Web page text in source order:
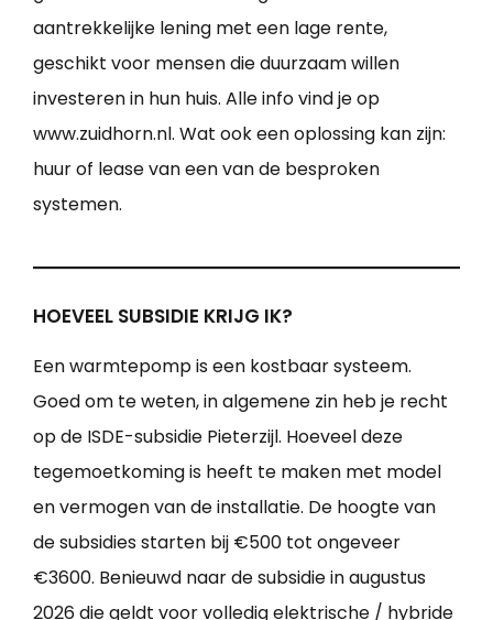
aantrekkelijke lening met een lage rente,
geschikt voor mensen die duurzaam willen
investeren in hun huis. Alle info vind je op
www.zuidhorn.nl. Wat ook een oplossing kan zijn:
huur of lease van een van de besproken
systemen.
HOEVEEL SUBSIDIE KRIJG IK?
Een warmtepomp is een kostbaar systeem.
Goed om te weten, in algemene zin heb je recht
op de ISDE-subsidie Pieterzijl. Hoeveel deze
tegemoetkoming is heeft te maken met model
en vermogen van de installatie. De hoogte van
de subsidies starten bij €500 tot ongeveer
€3600. Benieuwd naar de subsidie in augustus
2026 die geldt voor volledig elektrische / hybride